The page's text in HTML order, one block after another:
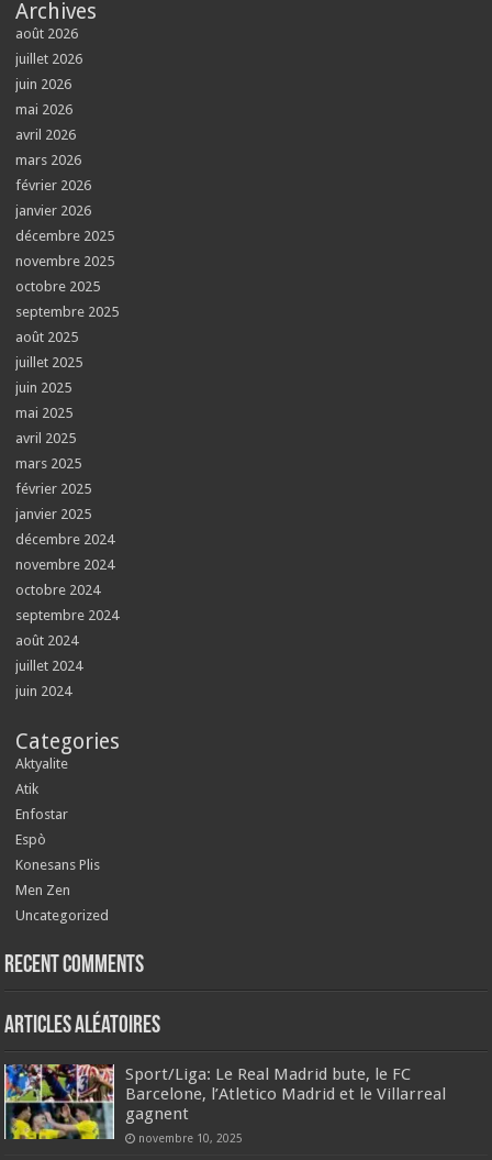
Archives
août 2026
juillet 2026
juin 2026
mai 2026
avril 2026
mars 2026
février 2026
janvier 2026
décembre 2025
novembre 2025
octobre 2025
septembre 2025
août 2025
juillet 2025
juin 2025
mai 2025
avril 2025
mars 2025
février 2025
janvier 2025
décembre 2024
novembre 2024
octobre 2024
septembre 2024
août 2024
juillet 2024
juin 2024
Categories
Aktyalite
Atik
Enfostar
Espò
Konesans Plis
Men Zen
Uncategorized
Recent Comments
Articles aléatoires
Sport/Liga: Le Real Madrid bute, le FC
Barcelone, l’Atletico Madrid et le Villarreal
gagnent
novembre 10, 2025